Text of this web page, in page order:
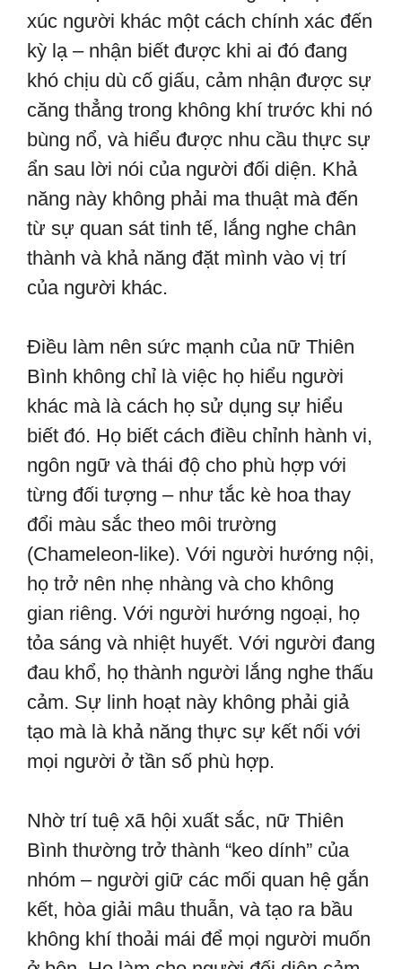
xúc người khác một cách chính xác đến
kỳ lạ – nhận biết được khi ai đó đang
khó chịu dù cố giấu, cảm nhận được sự
căng thẳng trong không khí trước khi nó
bùng nổ, và hiểu được nhu cầu thực sự
ẩn sau lời nói của người đối diện. Khả
năng này không phải ma thuật mà đến
từ sự quan sát tinh tế, lắng nghe chân
thành và khả năng đặt mình vào vị trí
của người khác.
Điều làm nên sức mạnh của nữ Thiên
Bình không chỉ là việc họ hiểu người
khác mà là cách họ sử dụng sự hiểu
biết đó. Họ biết cách điều chỉnh hành vi,
ngôn ngữ và thái độ cho phù hợp với
từng đối tượng – như tắc kè hoa thay
đổi màu sắc theo môi trường
(Chameleon-like). Với người hướng nội,
họ trở nên nhẹ nhàng và cho không
gian riêng. Với người hướng ngoại, họ
tỏa sáng và nhiệt huyết. Với người đang
đau khổ, họ thành người lắng nghe thấu
cảm. Sự linh hoạt này không phải giả
tạo mà là khả năng thực sự kết nối với
mọi người ở tần số phù hợp.
Nhờ trí tuệ xã hội xuất sắc, nữ Thiên
Bình thường trở thành “keo dính” của
nhóm – người giữ các mối quan hệ gắn
kết, hòa giải mâu thuẫn, và tạo ra bầu
không khí thoải mái để mọi người muốn